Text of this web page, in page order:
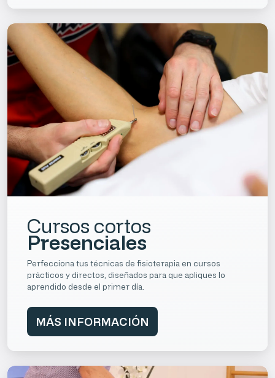
Cursos cortos
Presenciales
Perfecciona tus técnicas de fisioterapia en cursos
prácticos y directos, diseñados para que apliques lo
aprendido desde el primer día.
MÁS INFORMACIÓN